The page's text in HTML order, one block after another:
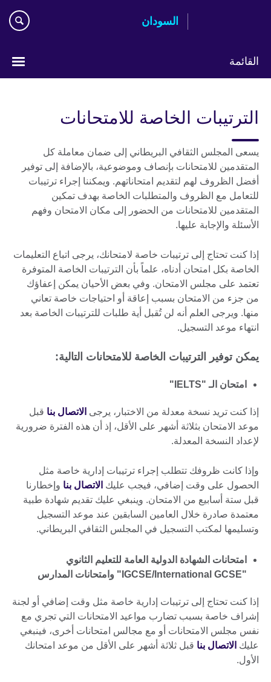
السودان
القائمة
الترتيبات الخاصة للامتحانات
يسعى المجلس الثقافي البريطاني إلى ضمان معاملة كل
المتقدمين للامتحانات بإنصاف وموضوعية، بالإضافة إلى توفير
أفضل الظروف لهم لتقديم امتحاناتهم. ويمكننا إجراء ترتيبات
للتعامل مع الظروف والمتطلبات الخاصة بهدف تمكين
المتقدمين للامتحانات من الحضور إلى مكان الامتحان وفهم
الأسئلة والإجابة عليها.
إذا كنت تحتاج إلى ترتيبات خاصة لامتحانك، يرجى اتباع التعليمات
الخاصة بكل امتحان أدناه، علماً بأن الترتيبات الخاصة المتوفرة
تعتمد على مجلس الامتحان. وفي بعض الأحيان يمكن إعفاؤك
من جزء من الامتحان بسبب إعاقة أو احتياجات خاصة تعاني
منها. ويرجى العلم أنه لن تُقبل أية طلبات للترتيبات الخاصة بعد
انتهاء موعد التسجيل.
يمكن توفير الترتيبات الخاصة للامتحانات التالية:
امتحان الـ "IELTS"
إذا كنت تريد نسخة معدلة من الاختبار، يرجى الاتصال بنا قبل
موعد الامتحان بثلاثة أشهر على الأقل، إذ أن هذه الفترة ضرورية
لإعداد النسخة المعدلة.
وإذا كانت ظروفك تتطلب إجراء ترتيبات إدارية خاصة مثل
الحصول على وقت إضافي، فيجب عليك الاتصال بنا وإخطارنا
قبل ستة أسابيع من الامتحان. وينبغي عليك تقديم شهادة طبية
معتمدة صادرة خلال العامين السابقين عند موعد التسجيل
وتسليمها لمكتب التسجيل في المجلس الثقافي البريطاني.
امتحانات الشهادة الدولية العامة للتعليم الثانوي
"IGCSE/International GCSE" وامتحانات المدارس
إذا كنت تحتاج إلى ترتيبات إدارية خاصة مثل وقت إضافي أو لجنة
إشراف خاصة بسبب تضارب مواعيد الامتحانات التي تجري مع
نفس مجلس الامتحانات أو مع مجالس امتحانات أخرى، فينبغي
عليك الاتصال بنا قبل ثلاثة أشهر على الأقل من موعد امتحانك
الأول.